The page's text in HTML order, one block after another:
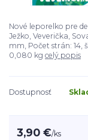
Nové leporelko pre
Ježko, Veverička,
mm, Počet strán: 14,
0,080 kg celý popis
Dostupnosť
3,90 €/ks